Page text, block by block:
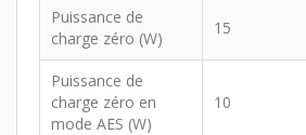
Puissance de
charge zéro (W)
15
Puissance de
charge zéro en
mode AES (W)
10